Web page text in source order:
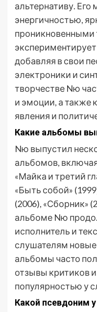
альтернативу. Его
энергичностью,
проникновенными
добавляя в свои
электроники и
творчестве Nю
и эмоции, а также
явления и
Какие альбомы
Nю выпустил
альбомов,
«Майка и третий
«Быть собой»
(2006), «Сборник»
альбоме Nю
исполнитель и
слушателям новые
альбомы часто
отзывы критиков
популярностью у
Какой псевдоним